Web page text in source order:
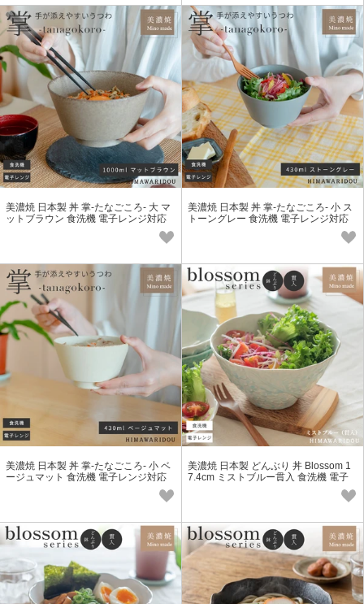
美濃焼 日本製 丼 掌-たなごころ- 大 マ
ットブラウン 食洗機 電子レンジ対応
美濃焼 日本製 丼 掌-たなごころ- 小 ス
トーングレー 食洗機 電子レンジ対応
美濃焼 日本製 丼 掌-たなごころ- 小 ベ
ージュマット 食洗機 電子レンジ対応
美濃焼 日本製 どんぶり 丼 Blossom 1
7.4cm ミストブルー貫入 食洗機 電子